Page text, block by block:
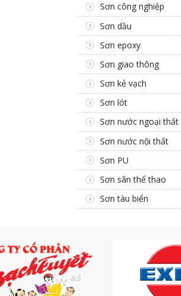
Sơn công nghiệp
Sơn dầu
Sơn epoxy
Sơn giao thông
Sơn kẻ vạch
Sơn lót
Sơn nước ngoại thất
Sơn nước nội thất
Sơn PU
Sơn sân thể thao
Sơn tàu biển